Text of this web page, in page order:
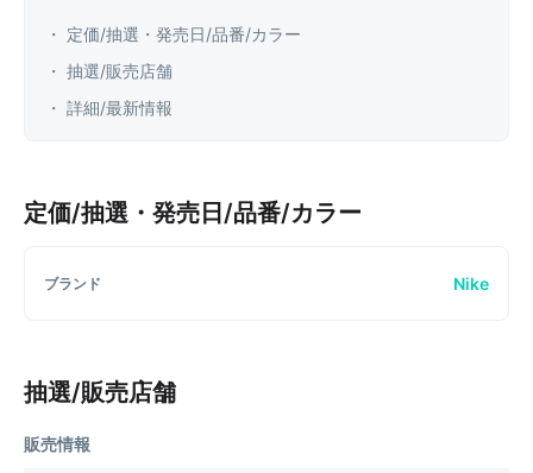
・ 定価/抽選・発売日/品番/カラー
・ 抽選/販売店舗
・ 詳細/最新情報
定価/抽選・発売日/品番/カラー
ブランド Nike
抽選/販売店舗
販売情報